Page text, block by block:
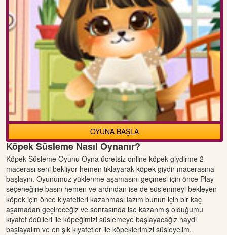
OYUNA BAŞLA
Köpek Süsleme Nasıl Oynanır?
Köpek Süsleme Oyunu Oyna ücretsiz online köpek giydirme 2
macerası seni bekliyor hemen tıklayarak köpek giydir macerasına
başlayın. Oyunumuz yüklenme aşamasını geçmesi için önce Play
seçeneğine basın hemen ve ardından ise de süslenmeyi bekleyen
köpek için önce kıyafetleri kazanması lazım bunun için bir kaç
aşamadan geçireceğiz ve sonrasında ise kazanmış olduğumu
kıyafet ödülleri ile köpeğimizi süslemeye başlayacağız haydi
başlayalım ve en şık kıyafetler ile köpeklerimizi süsleyelim.